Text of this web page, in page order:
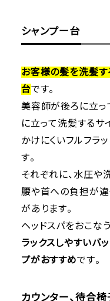
シャンプー台
お客様の髪を洗髪す
台です。
美容師が後ろに立っ
に立って洗髪するサ
かけにくいフルフラ
す。
それぞれに、水圧や
腰や首への負担が違
があります。
ヘッドスパをおこな
ラックスしやすいバ
プがおすすめです。
カウンター、待合椅